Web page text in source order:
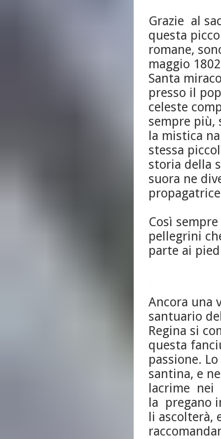
Grazie al
questa
romane,
maggio
Santa
presso il
celeste
sempre più,
la mistica
stessa
storia della
suora ne
Così
pellegrini
parte ai
Ancora una
santuario
Regina si
questa
passione.
santina, e
lacrime nei
la pregano
li ascolterà,